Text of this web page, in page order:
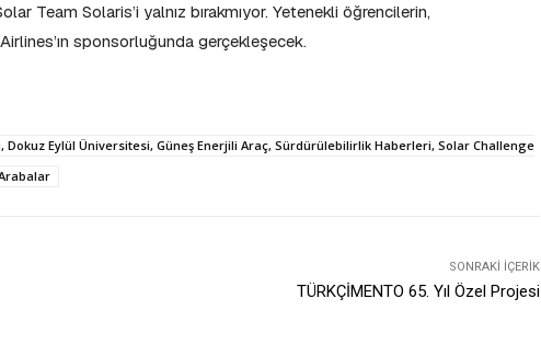
Team Solaris’i yalnız bırakmıyor. Yetenekli öğrencilerin,
sponsorluğunda gerçekleşecek.
Dokuz Eylül Üniversitesi, Güneş Enerjili Araç, Sürdürülebilirlik Haberleri, Solar Challenge
SONRAKI İÇERIK
TÜRKÇİMENTO 65. Yıl Özel Projesi